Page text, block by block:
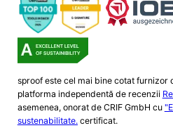
sproof este cel mai bine cotat furnizor
platforma independentă de recenzii
asemenea, onorat de CRIF GmbH cu
sustenabilitate.certificat.